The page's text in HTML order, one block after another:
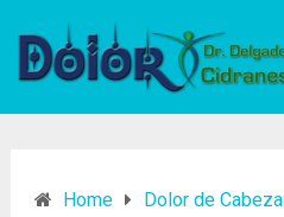
Home
Dolor de Cabeza